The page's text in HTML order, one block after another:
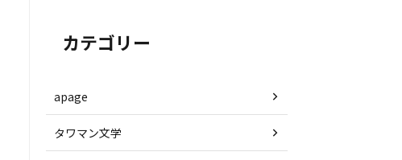
カテゴリー
apage
タワマン文学